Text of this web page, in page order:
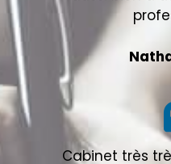
Cabinet très